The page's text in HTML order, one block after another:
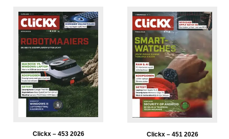
Clickx – 453 2026
Clickx – 451 2026